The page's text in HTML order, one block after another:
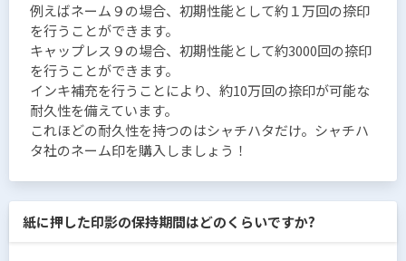
例えばネーム９の場合、初期性能として約１万回の捺印
を行うことができます。
キャップレス９の場合、初期性能として約3000回の捺印
を行うことができます。
インキ補充を行うことにより、約10万回の捺印が可能な
耐久性を備えています。
これほどの耐久性を持つのはシャチハタだけ。シャチハ
タ社のネーム印を購入しましょう！
紙に押した印影の保持期間はどのくらいですか?